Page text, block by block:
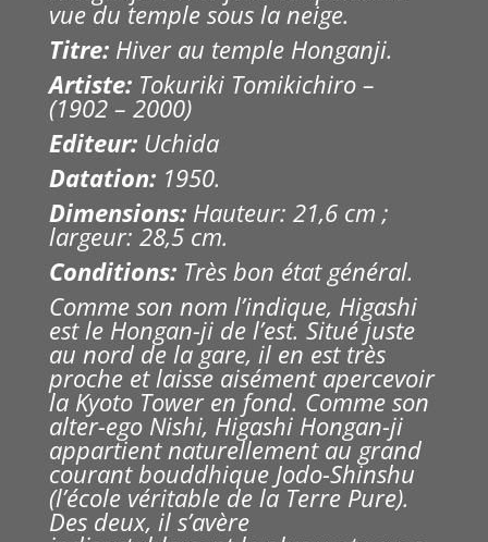
vue du temple sous la neige.
Titre: Hiver au temple Honganji.
Artiste: Tokuriki Tomikichiro –
(1902 – 2000)
Editeur:Uchida
Datation:1950.
Dimensions:Hauteur: 21,6 cm ;
largeur: 28,5 cm.
Conditions:Très bon état général.
Comme son nom l’indique, Higashi
est le Hongan-ji de l’est. Situé juste
au nord de la gare, il en est très
proche et laisse aisément apercevoir
la KyotoTower en fond. Comme son
alter-ego Nishi, Higashi Hongan-ji
appartient naturellement au grand
courant bouddhique Jodo-Shinshu
(l’école véritable de la Terre Pure).
Des deux, il s’avère